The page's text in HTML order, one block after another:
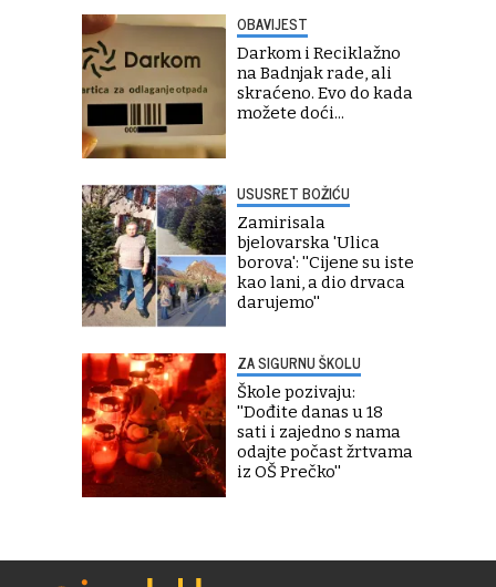
OBAVIJEST
Darkom i Reciklažno
na Badnjak rade, ali
skraćeno. Evo do kada
možete doći...
USUSRET BOŽIĆU
Zamirisala
bjelovarska 'Ulica
borova': ''Cijene su iste
kao lani, a dio drvaca
darujemo''
ZA SIGURNU ŠKOLU
Škole pozivaju:
''Dođite danas u 18
sati i zajedno s nama
odajte počast žrtvama
iz OŠ Prečko''